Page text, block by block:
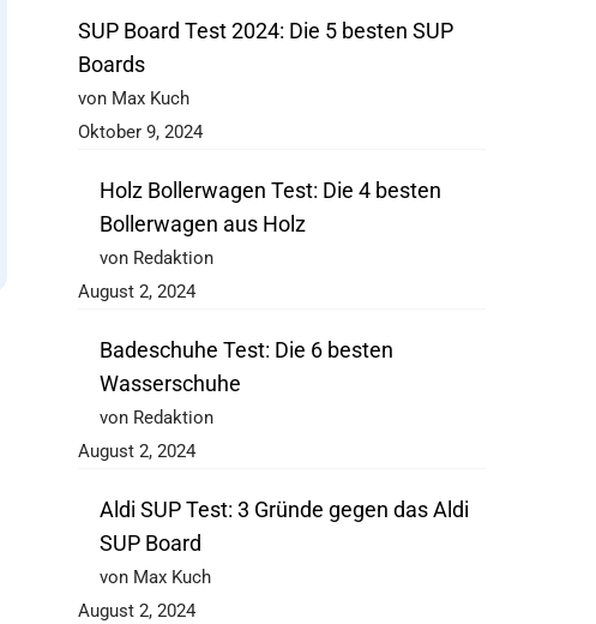
SUP Board Test 2024: Die 5 besten SUP
Boards
von Max Kuch
Oktober 9, 2024
Holz Bollerwagen Test: Die 4 besten
Bollerwagen aus Holz
von Redaktion
August 2, 2024
Badeschuhe Test: Die 6 besten
Wasserschuhe
von Redaktion
August 2, 2024
Aldi SUP Test: 3 Gründe gegen das Aldi
SUP Board
von Max Kuch
August 2, 2024